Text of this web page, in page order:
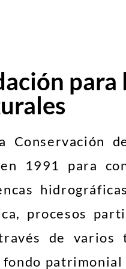
Conservación
1991 para
procesos
de varios